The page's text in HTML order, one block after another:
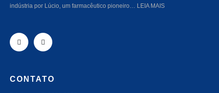
indústria por Lúcio, um farmacêutico pioneiro…
LEIA MAIS
CONTATO